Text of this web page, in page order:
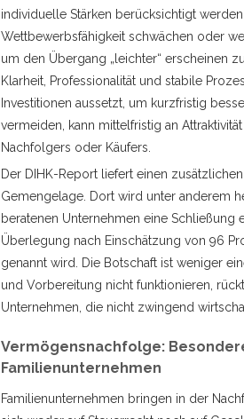
individuelle Stärken berücksichtigt
Wettbewerbsfähigkeit schwächen oder
um den Übergang „leichter“ erscheinen
Klarheit, Professionalität und stabile
Investitionen aussetzt, um kurzfristig
vermeiden, kann mittelfristig an
Nachfolgers oder Käufers.
Der DIHK-Report liefert einen
Gemengelage. Dort wird unter anderem
beratenen Unternehmen eine
Überlegung nach Einschätzung von 96
genannt wird. Die Botschaft ist weniger
und Vorbereitung nicht funktionieren,
Unternehmen, die nicht zwingend
Vermögensnachfolge:
Familienunternehmen
Familienunternehmen bringen in der